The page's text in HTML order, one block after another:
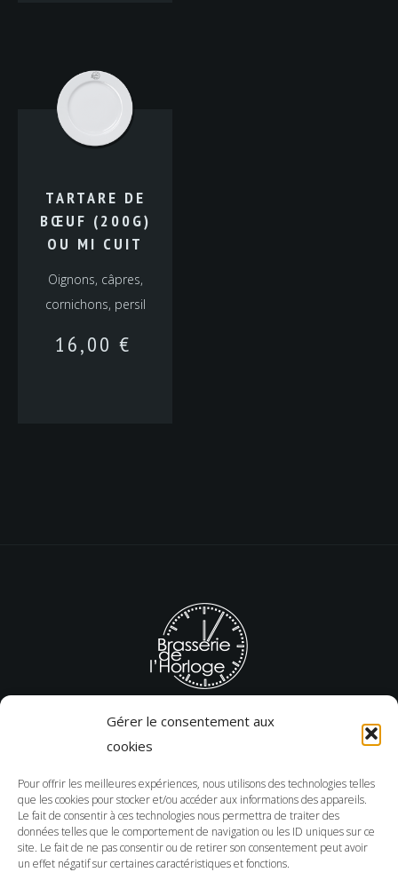
Gérer le consentement aux
cookies
Pour offrir les meilleures expériences, nous utilisons des technologies telles
que les cookies pour stocker et/ou accéder aux informations des appareils.
Le fait de consentir à ces technologies nous permettra de traiter des
données telles que le comportement de navigation ou les ID uniques sur ce
site. Le fait de ne pas consentir ou de retirer son consentement peut avoir
un effet négatif sur certaines caractéristiques et fonctions.
TARTARE DE
BŒUF (200G)
OU MI CUIT
Oignons, câpres,
cornichons, persil
16,00 €
Adresse : 7 Rue des Sergents, 80000 Amiens
12h à 14h30 – 19h à 22h du lundi au jeudi
12h à 14h30 – 19h à 23h vendredi et samedi